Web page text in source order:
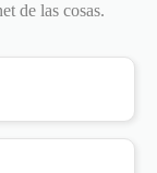
de las cosas.